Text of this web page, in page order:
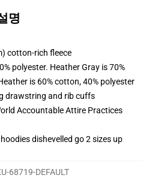
명
cotton-rich fleece
polyester. Heather Gray is 70%
is 60% cotton, 40% polyester
drawstring and rib cuffs
Accountable Attire Practices
dishevelled go 2 sizes up
68719-DEFAULT